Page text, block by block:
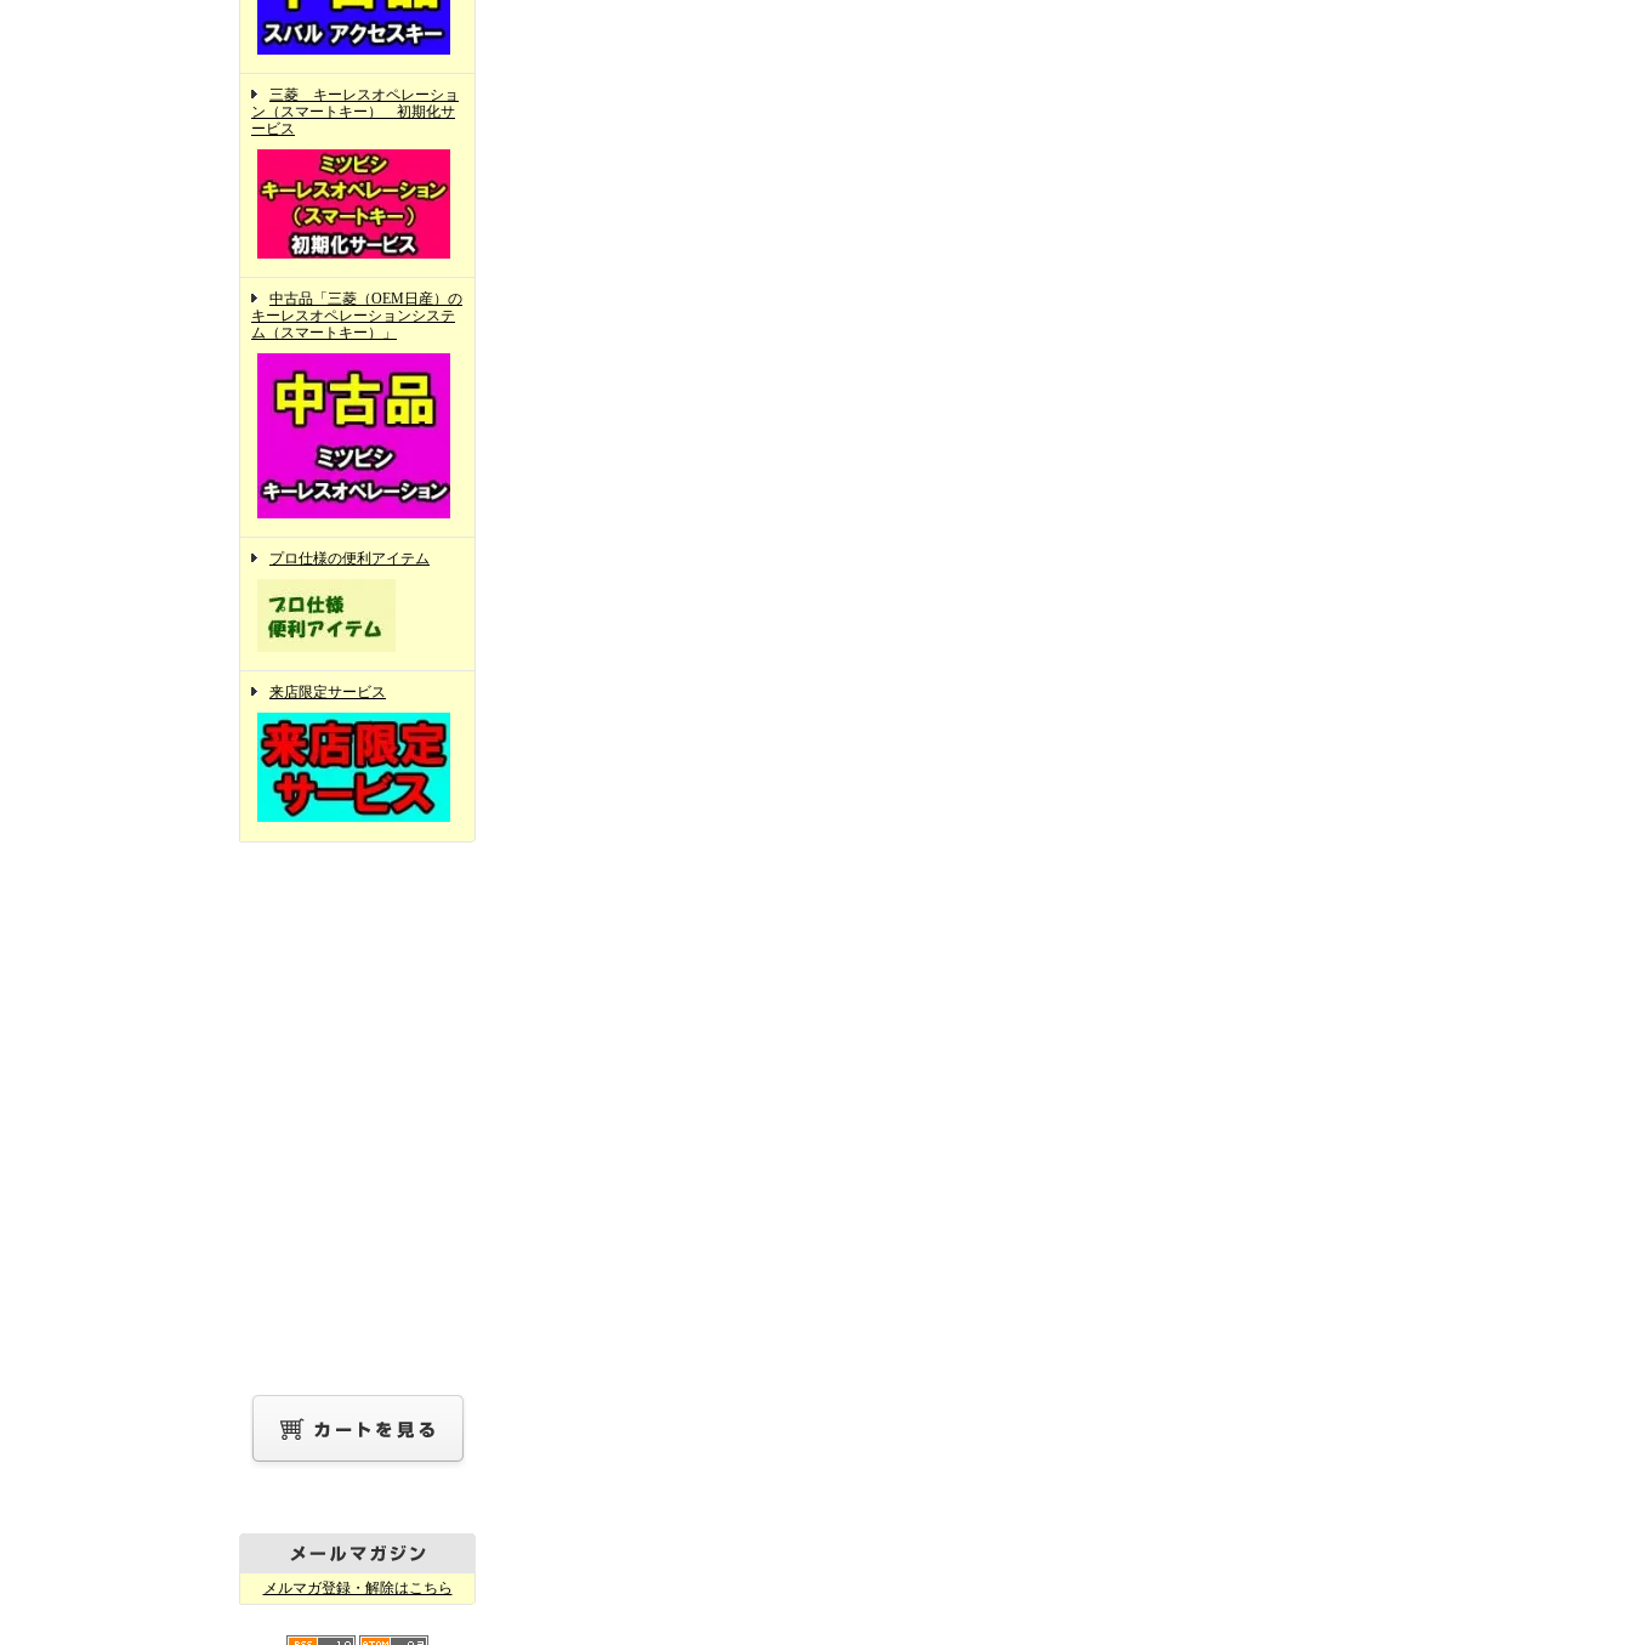
三菱 キーレスオペレーショ
ン（スマートキー） 初期化サ
ービス
中古品「三菱（OEM日産）の
キーレスオペレーションシステ
ム（スマートキー）」
プロ仕様の便利アイテム
来店限定サービス
メルマガ登録・解除はこちら